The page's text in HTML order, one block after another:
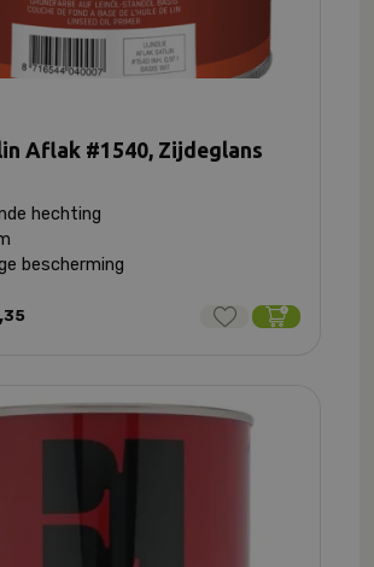
Aflak #1540, Zijdeglans
hechting
bescherming
35